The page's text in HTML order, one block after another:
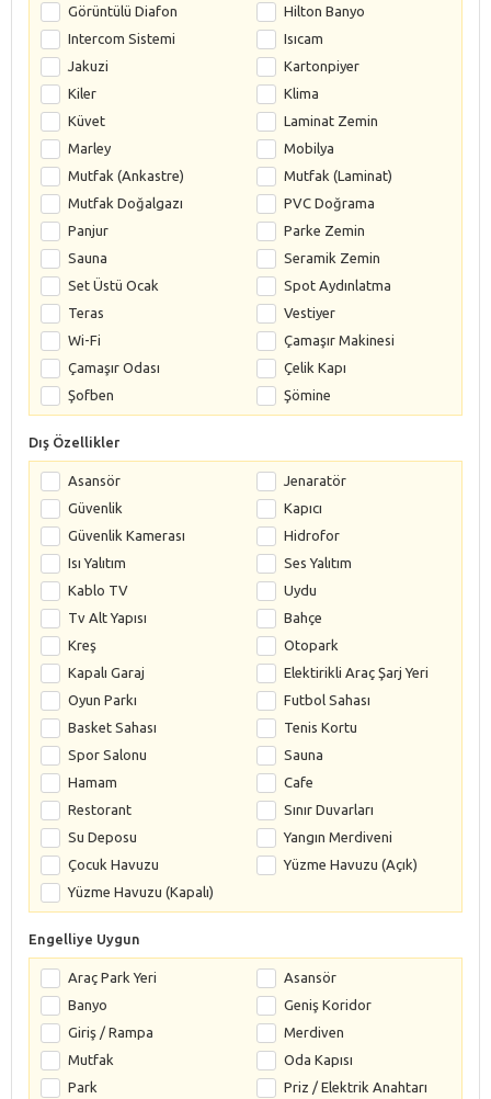
Görüntülü Diafon
Hilton Banyo
Intercom Sistemi
Isıcam
Jakuzi
Kartonpiyer
Kiler
Klima
Küvet
Laminat Zemin
Marley
Mobilya
Mutfak (Ankastre)
Mutfak (Laminat)
Mutfak Doğalgazı
PVC Doğrama
Panjur
Parke Zemin
Sauna
Seramik Zemin
Set Üstü Ocak
Spot Aydınlatma
Teras
Vestiyer
Wi-Fi
Çamaşır Makinesi
Çamaşır Odası
Çelik Kapı
Şofben
Şömine
Dış Özellikler
Asansör
Jenaratör
Güvenlik
Kapıcı
Güvenlik Kamerası
Hidrofor
Isı Yalıtım
Ses Yalıtım
Kablo TV
Uydu
Tv Alt Yapısı
Bahçe
Kreş
Otopark
Kapalı Garaj
Elektirikli Araç Şarj Yeri
Oyun Parkı
Futbol Sahası
Basket Sahası
Tenis Kortu
Spor Salonu
Sauna
Hamam
Cafe
Restorant
Sınır Duvarları
Su Deposu
Yangın Merdiveni
Çocuk Havuzu
Yüzme Havuzu (Açık)
Yüzme Havuzu (Kapalı)
Engelliye Uygun
Araç Park Yeri
Asansör
Banyo
Geniş Koridor
Giriş / Rampa
Merdiven
Mutfak
Oda Kapısı
Park
Priz / Elektrik Anahtarı